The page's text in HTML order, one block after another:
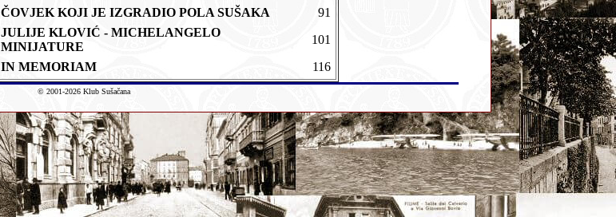
ČOVJEK KOJI JE IZGRADIO POLA SUŠAKA
91
JULIJE KLOVIĆ - MICHELANGELO
MINIJATURE
101
IN MEMORIAM
116
© 2001-2026 Klub Sušačana